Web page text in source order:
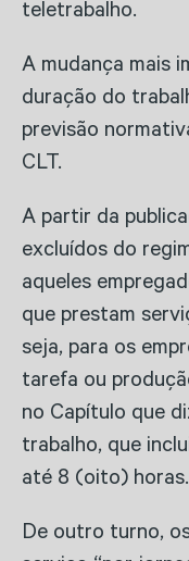
teletrabalho.
A mudança mais
duração do
previsão
CLT.
A partir da
excluídos do
aqueles
que prestam
seja, para os
tarefa ou
no Capítulo que
trabalho, que
até 8 (oito) horas.
De outro turno,